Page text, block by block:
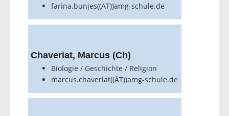
farina.bunjes((ÄT))amg-schule.de
Chaveriat, Marcus (Ch)
Biologie / Geschichte / Religion
marcus.chaveriat((ÄT))amg-schule.de